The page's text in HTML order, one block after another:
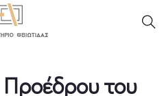
Προέδρου του